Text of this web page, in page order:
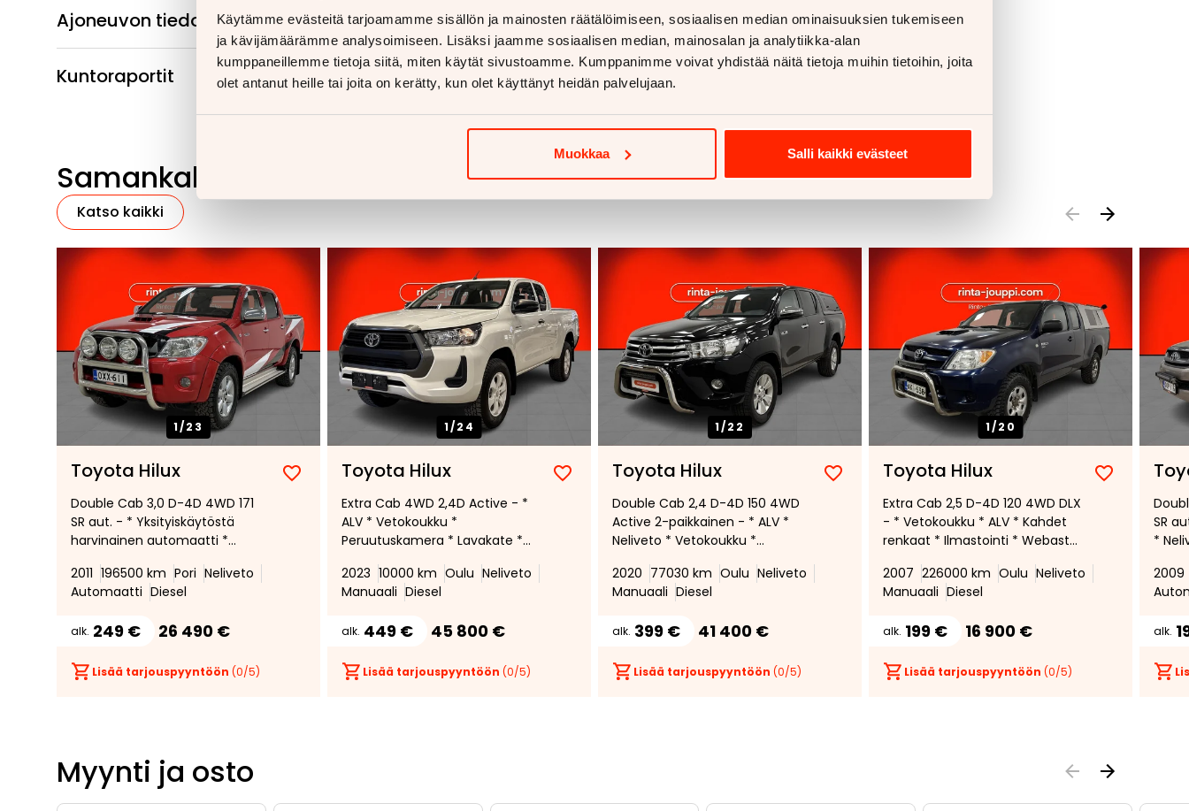
Käytämme evästeitä tarjoamamme sisällön ja mainosten räätälöimiseen, sosiaalisen median ominaisuuksien tukemiseen
ja kävijämäärämme analysoimiseen. Lisäksi jaamme sosiaalisen median, mainosalan ja analytiikka-alan
kumppaneillemme tietoja siitä, miten käytät sivustoamme. Kumppanimme voivat yhdistää näitä tietoja muihin tietoihin, joita
olet antanut heille tai joita on kerätty, kun olet käyttänyt heidän palvelujaan.
Muokkaa Salli kaikki evästeet
Ajoneuvon tiedot
Kuntoraportit
Samankaltaisia ajoneuvoja
Katso kaikki
1/23
Toyota Hilux
Lisää
suosikiksi
Poista
suosikeista
Double Cab 3,0 D-4D 4WD 171
SR aut. - * Yksityiskäytöstä
harvinainen automaatti *
lisävaloin *
2011 196500 km Pori Neliveto
Automaatti Diesel
alk. 249 € 26 490 €
Lisää tarjouspyyntöön (0/5)
1/24
Toyota Hilux
Lisää
suosikiksi
Poista
suosikeista
Extra Cab 4WD 2,4D Active - *
ALV * Vetokoukku *
Peruutuskamera * Lavakate *
Carvertical * HardTop *
2023 10000 km Oulu Neliveto
Manuaali Diesel
alk. 449 € 45 800 €
Lisää tarjouspyyntöön (0/5)
1/22
Toyota Hilux
Lisää
suosikiksi
Poista
suosikeista
Double Cab 2,4 D-4D 150 4WD
Active 2-paikkainen - * ALV *
Neliveto * Vetokoukku *
lavakuomu * Lisävalorauta +
LED-paneeli *
2020 77030 km Oulu Neliveto
Manuaali Diesel
alk. 399 € 41 400 €
Lisää tarjouspyyntöön (0/5)
1/20
Toyota Hilux
Lisää
suosikiksi
Poista
Extra Cab 2,5 D-4D 120 4WD DLX
- * Vetokoukku * ALV * Kahdet
renkaat * Ilmastointi * Webasto
2007 226000 km Oulu Neliveto
Manuaali Diesel
alk. 199 € 16 900 €
Lisää tarjouspyyntöön (0/5)
SR
*
2009
alk.
Myynti ja osto